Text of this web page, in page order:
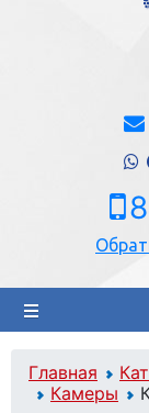
Главная
Камеры